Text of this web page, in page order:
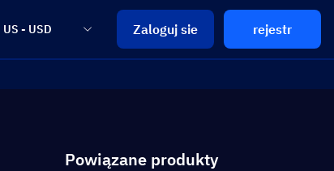
US - USD Zaloguj sie rejestr
Powiązane produkty